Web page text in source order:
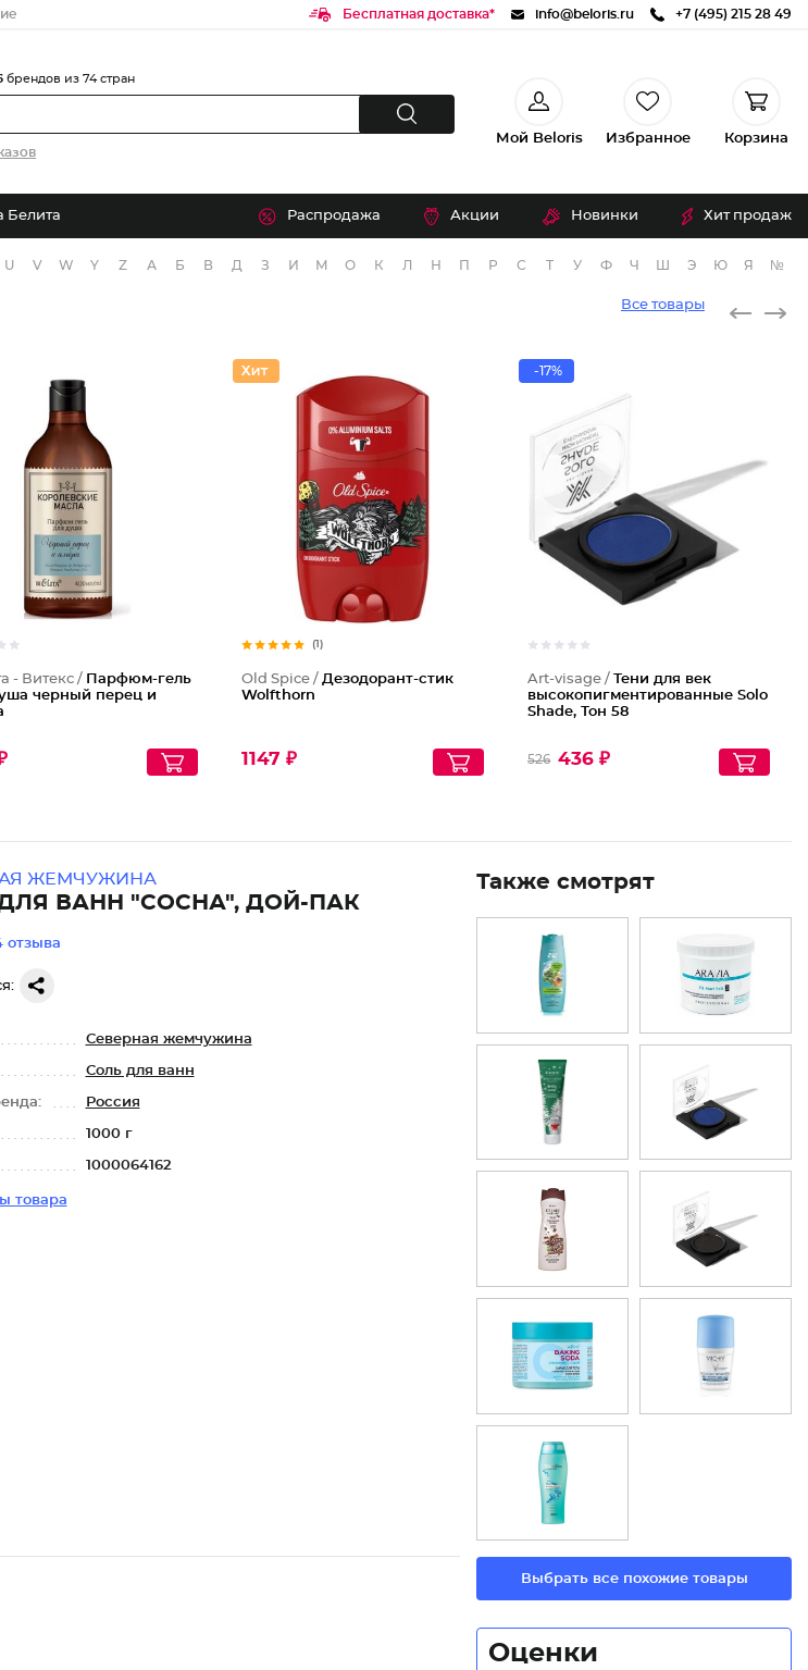
Бесплатная доставка* info@beloris.ru +7 (495) 215 28 49
брендов из 74 стран
Мой Beloris Избранное Корзина
Белита Распродажа Акции Новинки Хит продаж
U V W Y Z А Б В Д З И М О К Л Н П Р С Т У Ф Ч Э Ю Я №
Все товары
- Витекс / Парфюм-гель
черный перец и
(1)
Old Spice /Дезодорант-стик
Wolfthorn
1147 ₽
-17%
Art-visage /Тени для век
высокопигментированные Solo
Shade, Тон 58
526 436 ₽
ЖЕМЧУЖИНА
ВАНН "СОСНА", ДОЙ-ПАК
отзыва
Северная жемчужина
Соль для ванн
Россия
1000 г
1000064162
товара
Также смотрят
Выбрать все похожие товары
Оценки